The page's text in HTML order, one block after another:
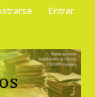
Entrar